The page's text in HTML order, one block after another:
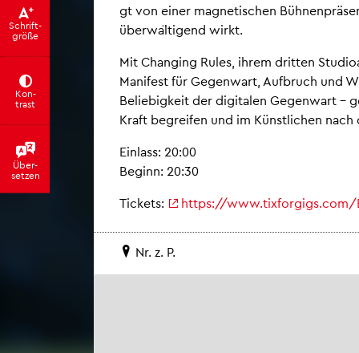
Schrift­
grö­ße
Kon­
trast
Über­
set­zen
gt von einer ma­gne­ti­schen
übe­rwa­̈l­tig­end wirkt.
Mit Chan­ging Rules, ihrem drit­ten
Ma­ni­fest für Ge­gen­wart, Auf­bruch und
Be­lie­big­keit der di­gi­ta­len Ge­gen­wart –
Kraft be­grei­fen und im Küns­tl­ichen nach
Ein­lass: 20:00
Be­ginn: 20:30
Ti­ckets: https://​www.​tixforgigs.​com/​
Nr. z. P.